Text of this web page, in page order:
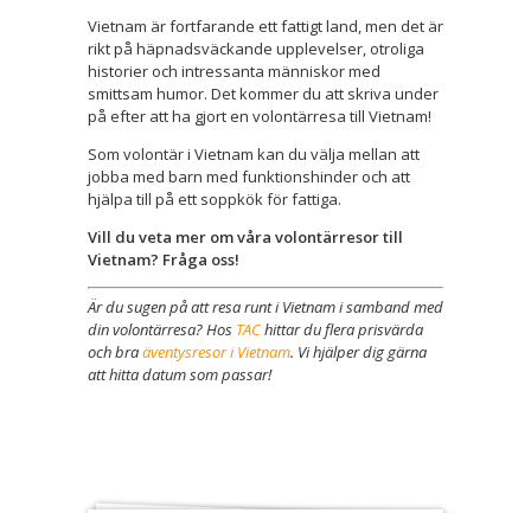
Vietnam är fortfarande ett fattigt land, men det är
rikt på häpnadsväckande upplevelser, otroliga
historier och intressanta människor med
smittsam humor. Det kommer du att skriva under
på efter att ha gjort en volontärresa till Vietnam!
Som volontär i Vietnam kan du välja mellan att
jobba med barn med funktionshinder och att
hjälpa till på ett soppkök för fattiga.
Vill du veta mer om våra volontärresor till
Vietnam? Fråga oss!
Är du sugen på att resa runt i Vietnam i samband med
din volontärresa? Hos TAChittar du flera prisvärda
och braäventysresor i Vietnam. Vi hjälper dig gärna
att hitta datum som passar!